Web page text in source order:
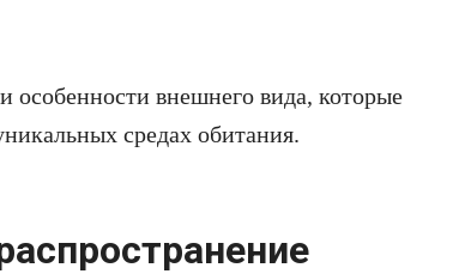
внешнего вида, которые
средах обитания.